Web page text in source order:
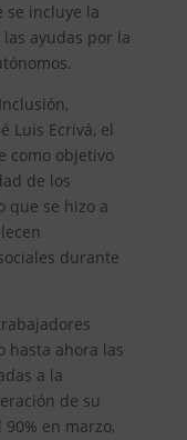
se incluye la
ayudas por la
Luis Ecrivá, el
como objetivo
de los
que se hizo a
durante
hasta ahora las
a la
de su
en marzo,